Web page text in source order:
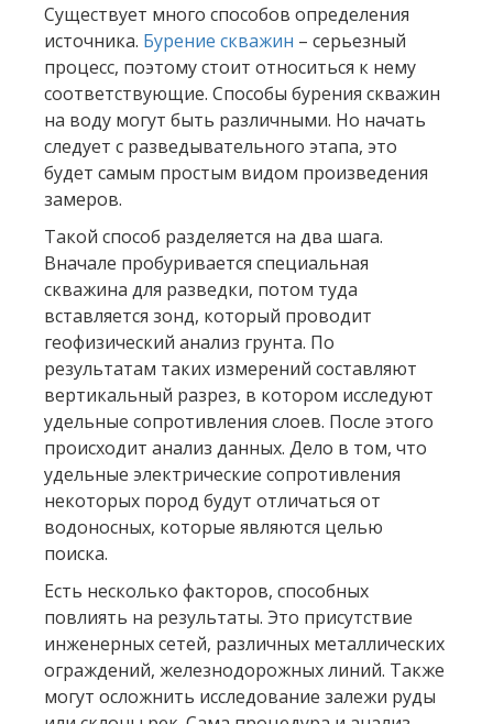
Существует много способов определения
источника. Бурение скважин – серьезный
процесс, поэтому стоит относиться к нему
соответствующие. Способы бурения скважин
на воду могут быть различными. Но начать
следует с разведывательного этапа, это
будет самым простым видом произведения
замеров.
Такой способ разделяется на два шага.
Вначале пробуривается специальная
скважина для разведки, потом туда
вставляется зонд, который проводит
геофизический анализ грунта. По
результатам таких измерений составляют
вертикальный разрез, в котором исследуют
удельные сопротивления слоев. После этого
происходит анализ данных. Дело в том, что
удельные электрические сопротивления
некоторых пород будут отличаться от
водоносных, которые являются целью
поиска.
Есть несколько факторов, способных
повлиять на результаты. Это присутствие
инженерных сетей, различных металлических
ограждений, железнодорожных линий. Также
могут осложнить исследование залежи руды